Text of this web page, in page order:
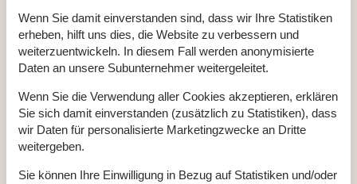
Multimedien
TV
Parabol
Radio
CD-Gerät
Deutsche Kanäle
Dän. TV (nur gratis Kanäle)
Heizung im Haus
Kaminofen
Elektroheizung
Wenn Sie damit einverstanden sind, dass wir Ihre Statistiken
erheben, hilft uns dies, die Website zu verbessern und
weiterzuentwickeln. In diesem Fall werden anonymisierte
Daten an unsere Subunternehmer weitergeleitet.
Wenn Sie die Verwendung aller Cookies akzeptieren, erklären
Sie sich damit einverstanden (zusätzlich zu Statistiken), dass
wir Daten für personalisierte Marketingzwecke an Dritte
weitergeben.
Sie können Ihre Einwilligung in Bezug auf Statistiken und/oder